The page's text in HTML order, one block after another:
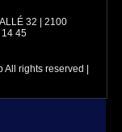
32 | 2100
45
rights reserved |